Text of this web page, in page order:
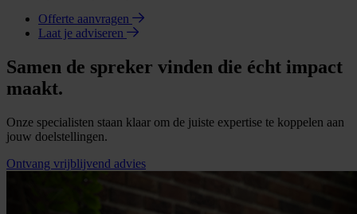
Offerte aanvragen
Laat je adviseren
Samen de spreker vinden die écht impact
maakt.
Onze specialisten staan klaar om de juiste expertise te koppelen aan
jouw doelstellingen.
Ontvang vrijblijvend advies